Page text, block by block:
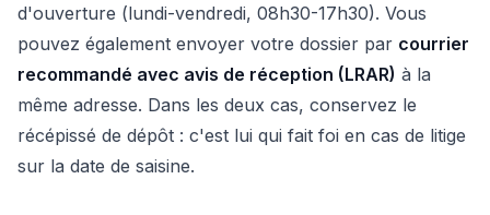
d'ouverture (lundi-vendredi, 08h30-17h30). Vous
pouvez également envoyer votre dossier par courrier
recommandé avec avis de réception (LRAR) à la
même adresse. Dans les deux cas, conservez le
récépissé de dépôt : c'est lui qui fait foi en cas de litige
sur la date de saisine.